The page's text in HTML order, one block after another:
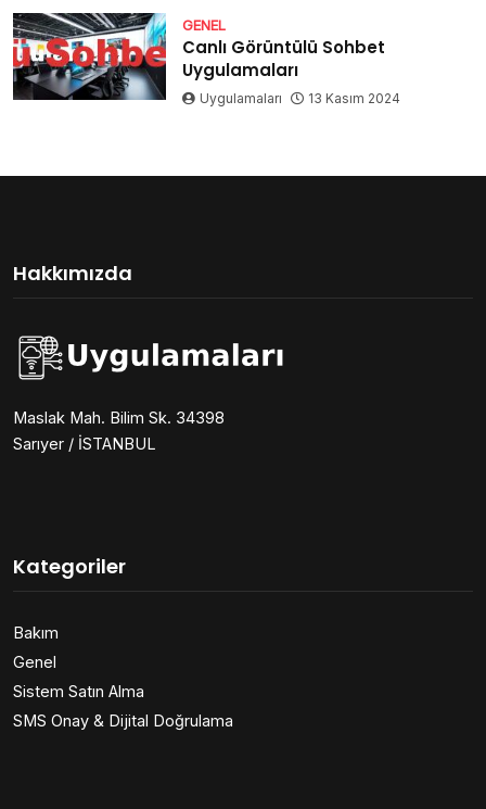
GENEL
Canlı Görüntülü Sohbet
Uygulamaları
Uygulamaları 13 Kasım 2024
Hakkımızda
Maslak Mah. Bilim Sk. 34398
Sarıyer / İSTANBUL
Kategoriler
Bakım
Genel
Sistem Satın Alma
SMS Onay & Dijital Doğrulama